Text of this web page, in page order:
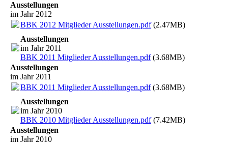
Ausstellungen
im Jahr 2012
BBK 2012 Mitglieder Ausstellungen.pdf(2.47MB)
Ausstellungen
im Jahr 2011
BBK 2011 Mitglieder Ausstellungen.pdf(3.68MB)
Ausstellungen
im Jahr 2011
BBK 2011 Mitglieder Ausstellungen.pdf(3.68MB)
Ausstellungen
im Jahr 2010
BBK 2010 Mitglieder Ausstellungen.pdf(7.42MB)
Ausstellungen
im Jahr 2010